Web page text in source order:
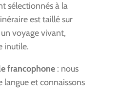
sélectionnés à la
est taillé sur
voyage vivant,
inutile.
francophone: nous
langue et connaissons